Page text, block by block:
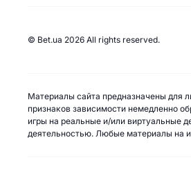
© Bet.ua 2026 All rights reserved.
Материалы сайта предназначены для
признаков зависимости немедленно
игры на реальные и/или виртуальные
деятельностью. Любые материалы на